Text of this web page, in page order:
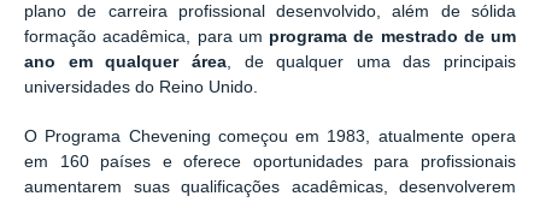
plano de carreira profissional desenvolvido, além de sólida
formação acadêmica, para um programa de mestrado de um
ano em qualquer área, de qualquer uma das principais
universidades do Reino Unido
O Programa Chevening começou em 1983, atualmente opera
em 160 países e oferece oportunidades para profissionais
aumentarem suas qualificações acadêmicas, desenvolverem